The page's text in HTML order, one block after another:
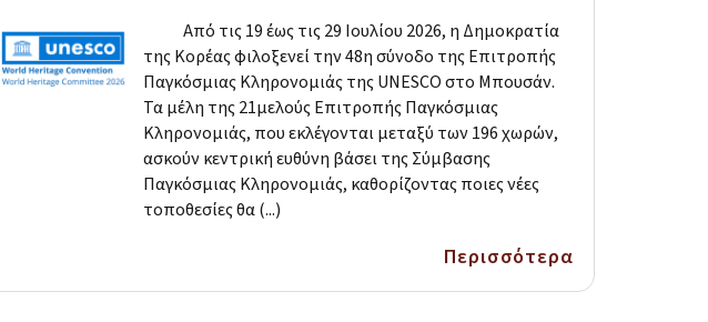
Από τις 19 έως τις 29 Ιουλίου 2026, η Δημοκρατία
της Κορέας φιλοξενεί την 48η σύνοδο της Επιτροπής
Παγκόσμιας Κληρονομιάς της UNESCO στο Μπουσάν.
Τα μέλη της 21μελούς Επιτροπής Παγκόσμιας
Κληρονομιάς, που εκλέγονται μεταξύ των 196 χωρών,
ασκούν κεντρική ευθύνη βάσει της Σύμβασης
Παγκόσμιας Κληρονομιάς, καθορίζοντας ποιες νέες
τοποθεσίες θα (...)
Περισσότερα